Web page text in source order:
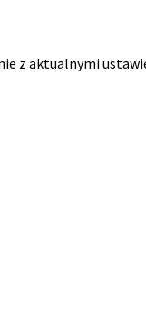
z aktualnymi